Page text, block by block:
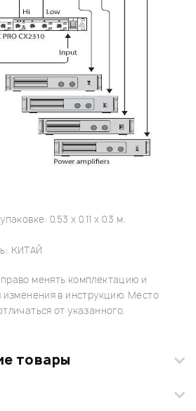
0.53 x 0.11 x 0.3 м.
КИТАЙ
менять комплектацию и
изменения в инструкцию. Место
от указанного.
товары